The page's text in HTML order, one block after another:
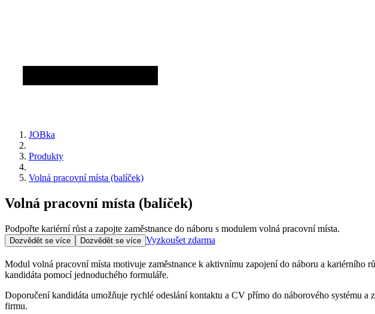
JOBka
Produkty
Volná pracovní místa (balíček)
Volná pracovní místa (balíček)
Podpořte kariérní růst a zapojte zaměstnance do náboru s modulem volná pracovní místa.
Dozvědět se více Dozvědět se více Vyzkoušet zdarma
Modul volná pracovní místa motivuje zaměstnance k aktivnímu zapojení do náboru a kariérního
kandidáta pomocí jednoduchého formuláře.
Doporučení kandidáta umožňuje rychlé odeslání kontaktu a CV přímo do náborového systému
firmu.